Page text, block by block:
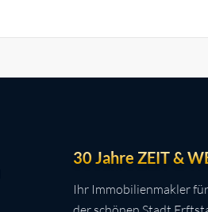
30 Jahre ZEIT &
Ihr Immobilienmakler